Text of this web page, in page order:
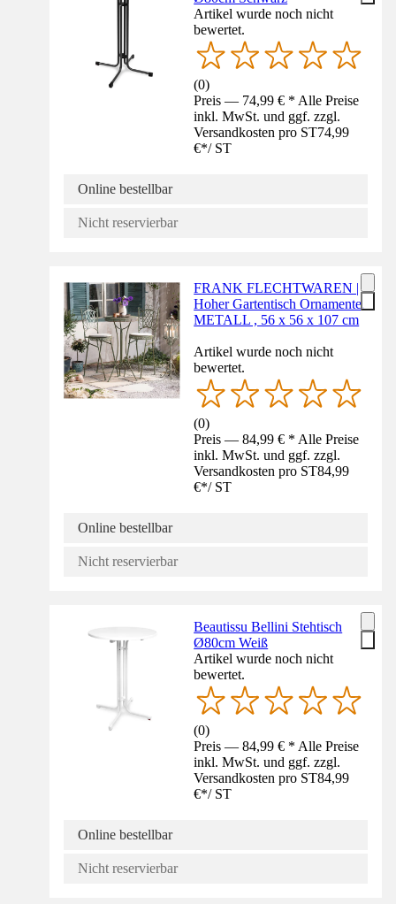
Artikel wurde noch nicht
bewertet.
(0)
Preis — 74,99 € * Alle Preise
inkl. MwSt. und ggf. zzgl.
Versandkosten pro ST74,99
€*/ ST
Online bestellbar
Nicht reservierbar
FRANK FLECHTWAREN |
Hoher Gartentisch Ornamente,
METALL , 56 x 56 x 107 cm
Artikel wurde noch nicht
bewertet.
(0)
Preis — 84,99 € * Alle Preise
inkl. MwSt. und ggf. zzgl.
Versandkosten pro ST84,99
€*/ ST
Online bestellbar
Nicht reservierbar
Beautissu Bellini Stehtisch
Ø80cm Weiß
Artikel wurde noch nicht
bewertet.
(0)
Preis — 84,99 € * Alle Preise
inkl. MwSt. und ggf. zzgl.
Versandkosten pro ST84,99
€*/ ST
Online bestellbar
Nicht reservierbar